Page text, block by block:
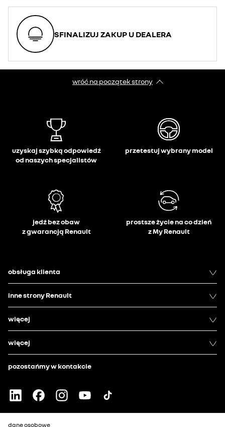
SFINALIZUJ ZAKUP U DEALERA
wróć na początek strony
uzyskaj szybką odpowiedź
od naszych specjalistów
przetestuj wybrany model
jedź bez obaw
z gwarancją Renault
prostsze życie na co dzień
z My Renault
obsługa klienta
inne strony Renault
więcej
więcej
pozostańmy w kontakcie
dane osobowe